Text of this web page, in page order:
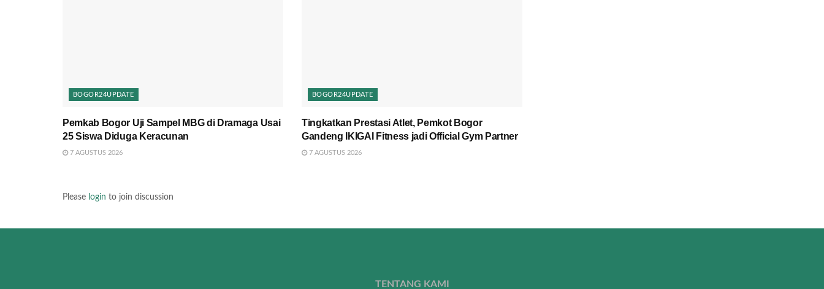
BOGOR24UPDATE
Pemkab Bogor Uji Sampel MBG di Dramaga Usai
25 Siswa Diduga Keracunan
7 AGUSTUS 2026
BOGOR24UPDATE
Tingkatkan Prestasi Atlet, Pemkot Bogor
Gandeng IKIGAI Fitness jadi Official Gym Partner
7 AGUSTUS 2026
Please login to join discussion
TENTANG KAMI